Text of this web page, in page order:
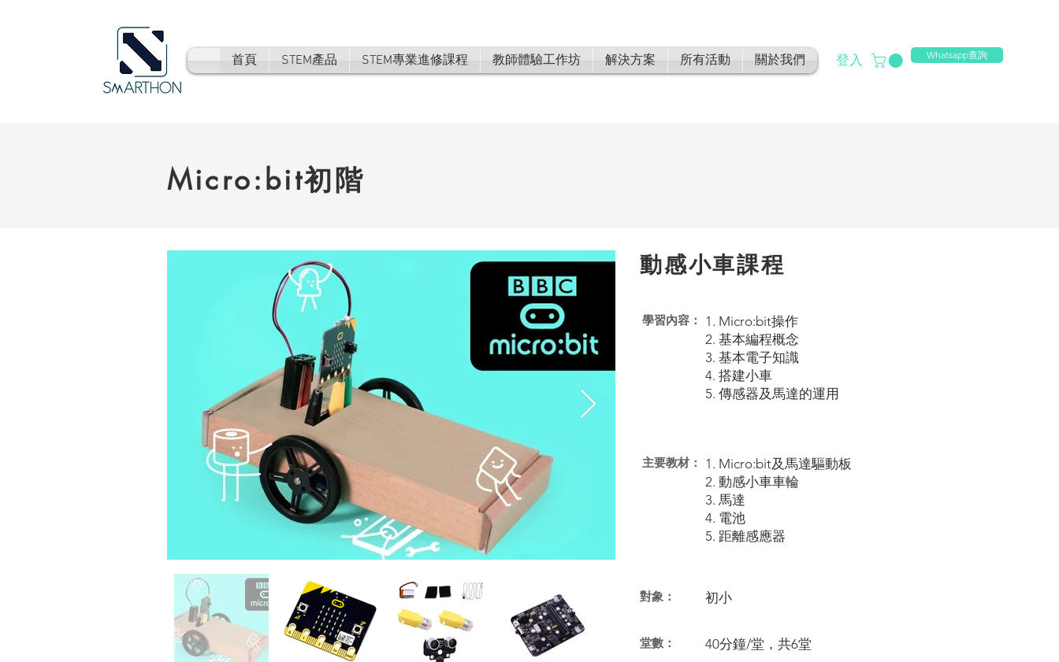
首頁 STEM產品 STEM專業進修課程 教師體驗工作坊 解決方案 所有活動 關於我們 登入 Whatsapp查詢
Micro:bit初階
動感小車課程
學習內容：
1. Micro:bit操作
2. 基本編程概念
3. 基本電子知識
4. 搭建小車
5. ​傳感器及馬達的運用
​主要教材：
1. Micro:bit及馬達驅動板
2. 動感小車車輪
3. 馬達
4. 電池
5. 距離感應器
對象： 初小
​堂數： 40分鐘/堂，共6堂